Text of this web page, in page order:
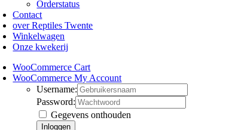
Orderstatus
Contact
over Reptiles Twente
Winkelwagen
Onze kwekerij
WooCommerce Cart
WooCommerce My Account
Username:
Password:
Gegevens onthouden